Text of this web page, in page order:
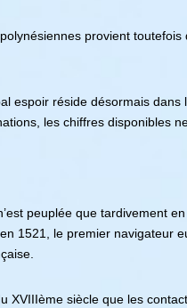
provient
espoir réside désormais
les chiffres disponibles
peuplée que tardivement
1521, le premier navigateur
XVIIIème siècle que les